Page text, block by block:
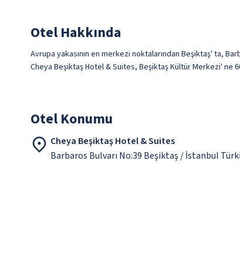
Otel Hakkında
Avrupa yakasının en merkezi noktalarından Beşiktaş' ta,
Cheya Beşiktaş Hotel & Suites, Beşiktaş Kültür Merkezi' ne
Otel Konumu
Cheya Beşiktaş Hotel & Suites
Barbaros Bulvarı No:39 Beşiktaş / İstanbul